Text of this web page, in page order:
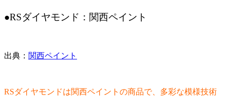
●RSダイヤモンド：関西ペイント
出典： 関西ペイント
RSダイヤモンドは関西ペイントの商品で、多彩な模様技術